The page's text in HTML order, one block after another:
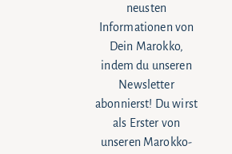
neusten
Informationen von
Dein Marokko,
indem du unseren
Newsletter
abonnierst! Du wirst
als Erster von
unseren Marokko-